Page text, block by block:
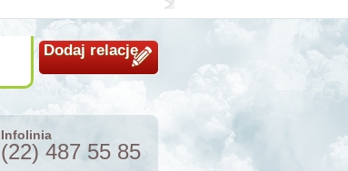
Dodaj relację
Infolinia
(22) 487 55 85